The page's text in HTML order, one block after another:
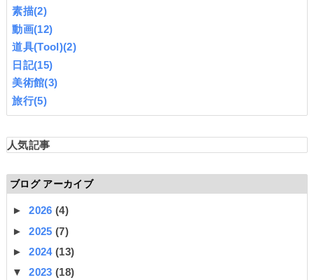
素描(2)
動画(12)
道具(Tool)(2)
日記(15)
美術館(3)
旅行(5)
人気記事
ブログ アーカイブ
►2026(4)
►2025(7)
►2024(13)
▼2023(18)